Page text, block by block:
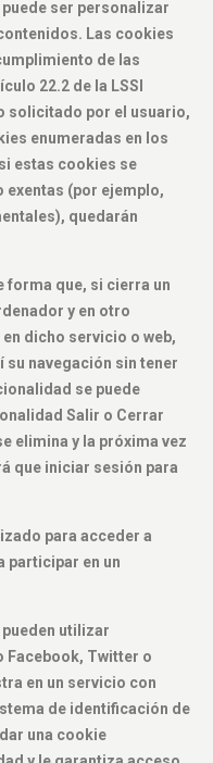
ser personalizar
Las cookies
de las
22.2 de la LSSI
solicitado por el usuario,
enumeradas en los
estas cookies se
exentas (por ejemplo,
quedarán
forma que, si cierra un
y en otro
dicho servicio o web,
navegación sin tener
se puede
Salir o Cerrar
elimina y la próxima vez
que iniciar sesión para
para acceder a
participar en un
utilizar
Twitter o
en un servicio con
de identificación de
una cookie